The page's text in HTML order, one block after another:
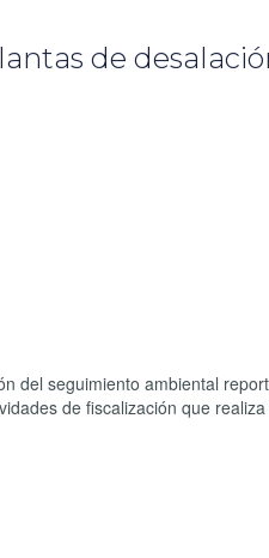
de
del seguimiento ambiental
de fiscalización que